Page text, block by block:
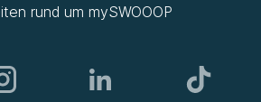
rund um mySWOOOP